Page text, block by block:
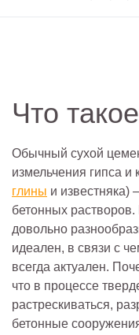
Что
Обычный сухой
измельчения гипса
глины и известняка)
бетонных
довольно
идеален, в связи с
всегда актуален.
что в процессе
растрескиваться,
бетонные